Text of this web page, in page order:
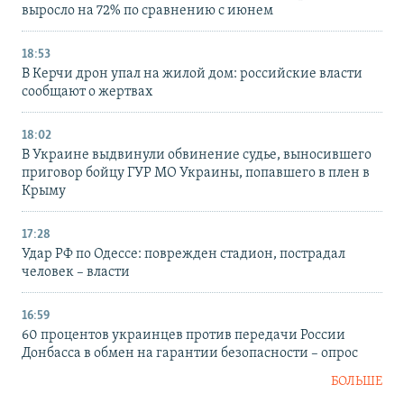
выросло на 72% по сравнению с июнем
18:53
В Керчи дрон упал на жилой дом: российские власти
сообщают о жертвах
18:02
В Украине выдвинули обвинение судье, выносившего
приговор бойцу ГУР МО Украины, попавшего в плен в
Крыму
17:28
Удар РФ по Одессе: поврежден стадион, пострадал
человек – власти
16:59
60 процентов украинцев против передачи России
Донбасса в обмен на гарантии безопасности – опрос
БОЛЬШЕ